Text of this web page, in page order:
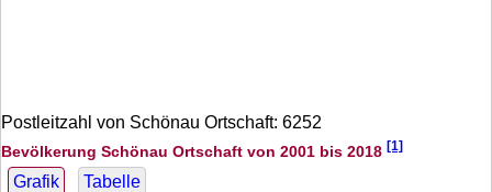
Postleitzahl von Schönau Ortschaft: 6252
Bevölkerung Schönau Ortschaft von 2001 bis 2018 [1]
Grafik Tabelle